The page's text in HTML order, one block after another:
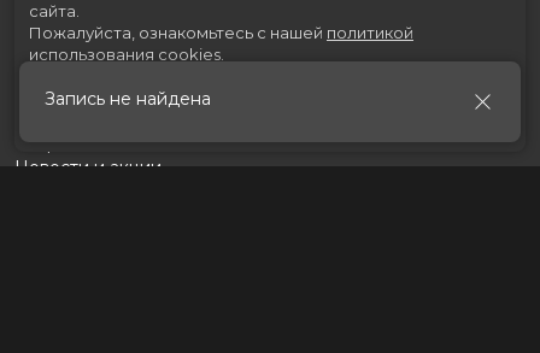
Запись не найдена
Скоро в кино
Новости и акции
сайта.
Пожалуйста, ознакомьтесь с нашей политикой
использования cookies